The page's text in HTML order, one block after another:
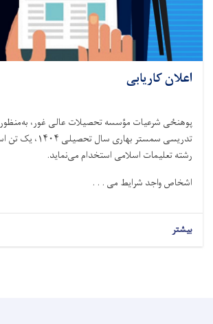
اعلان کاریابی
پوهنځی شرعیات مؤسسه تحصیلات عالی غور، به‌منظور
تدریسی سمستر بهاری
رشته تعلیمات اسلامی استخدام می‌نماید.
اشخاص واجد شرایط می . . .
بیشتر